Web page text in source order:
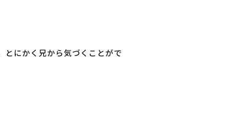
とにかく兄から気づくことがで